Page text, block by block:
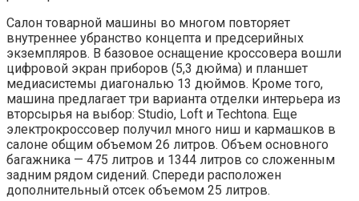
Салон товарной машины во многом повторяет
внутреннее убранство концепта и предсерийных
экземпляров. В базовое оснащение кроссовера вошли
цифровой экран приборов (5,3 дюйма) и планшет
медиасистемы диагональю 13 дюймов. Кроме того,
машина предлагает три варианта отделки интерьера из
вторсырья на выбор: Studio, Loft и Techtona. Еще
электрокроссовер получил много ниш и кармашков в
салоне общим объемом 26 литров. Объем основного
багажника — 475 литров и 1344 литров со сложенным
задним рядом сидений. Спереди расположен
дополнительный отсек объемом 25 литров.